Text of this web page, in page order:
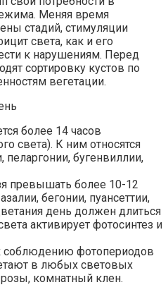
Меняя время
стадий, стимуляции
света, как и его
к нарушениям. Перед
сортировку кустов по
вегетации.
более 14 часов
света). К ним относятся
бугенвиллии,
превышать более 10-12
бегонии, пуансеттии,
день должен длиться
активирует фотосинтез и
соблюдению фотопериодов
в любых световых
комнатный клен.